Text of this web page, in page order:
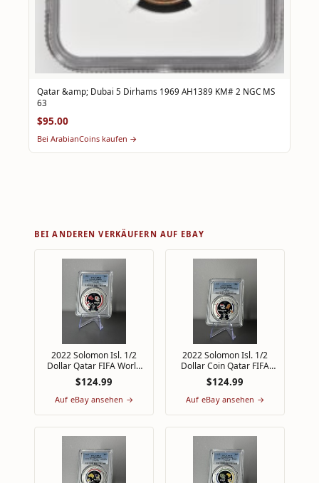
Qatar &amp; Dubai 5 Dirhams 1969 AH1389 KM# 2 NGC MS
63
$95.00
Bei ArabianCoins kaufen →
BEI ANDEREN VERKÄUFERN AUF EBAY
2022 Solomon Isl. 1/2
Dollar Qatar FIFA World
Cup PCGS MS69 Top Pop
1/0 Canada
$124.99
Auf eBay ansehen →
2022 Solomon Isl. 1/2
Dollar Coin Qatar FIFA
Cup PCGS MS67 Top Pop
Netherlands
$124.99
Auf eBay ansehen →